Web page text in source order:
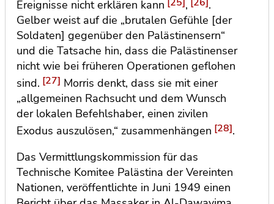
Ereignisse nicht erklären kann ,
.
Gelber weist auf die „brutalen Gefühle [der
Soldaten] gegenüber den Palästinensern“
und die Tatsache hin, dass die Palästinenser
nicht wie bei früheren Operationen geflohen
sind. [27] Morris denkt, dass sie mit einer
„allgemeinen Rachsucht und dem Wunsch
der lokalen Befehlshaber, einen zivilen
Exodus auszulösen,“ zusammenhängen [28].
Das Vermittlungskommission für das
Technische Komitee Palästina der Vereinten
Nationen, veröffentlichte in Juni 1949 einen